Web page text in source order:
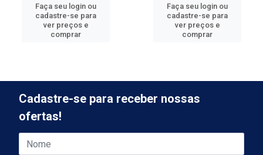
Faça seu login ou
cadastre-se para
ver preços e
comprar
Faça seu login ou
cadastre-se para
ver preços e
comprar
Cadastre-se para receber nossas
ofertas!